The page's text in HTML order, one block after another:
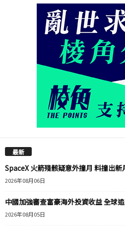
最新
SpaceX 火箭殘骸疑意外撞月 料撞出新
2026年08月06日
中國加強審查富豪海外投資收益 全球
2026年08月05日